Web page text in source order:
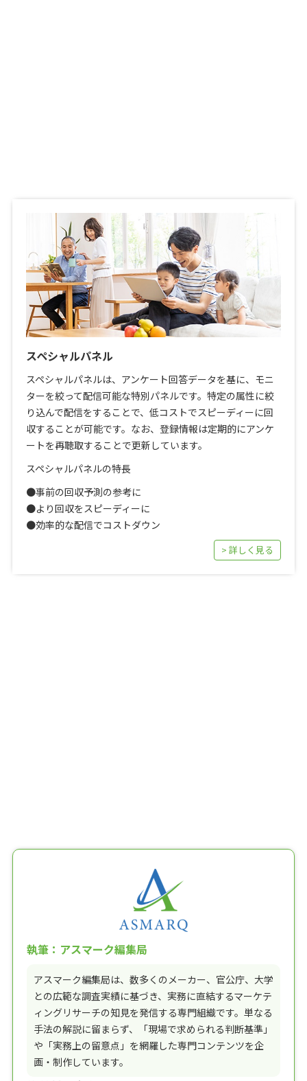
スペシャルパネル
スペシャルパネルは、アンケート回答データを基に、モニ
ターを絞って配信可能な特別パネルです。特定の属性に絞
り込んで配信をすることで、低コストでスピーディーに回
収することが可能です。なお、登録情報は定期的にアンケ
ートを再聴取することで更新しています。
スペシャルパネルの特長
●事前の回収予測の参考に
●より回収をスピーディーに
●効率的な配信でコストダウン
> 詳しく見る
執筆：アスマーク編集局
アスマーク編集局は、数多くのメーカー、官公庁、大学
との広範な調査実績に基づき、実務に直結するマーケテ
ィングリサーチの知見を発信する専門組織です。単なる
手法の解説に留まらず、「現場で求められる判断基準」
や「実務上の留意点」を網羅した専門コンテンツを企
画・制作しています。